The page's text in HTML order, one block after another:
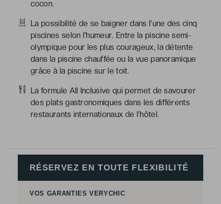
cocon.
La possibilité de se baigner dans l'une des cinq
piscines selon l'humeur. Entre la piscine semi-
olympique pour les plus courageux, la détente
dans la piscine chauffée ou la vue panoramique
grâce à la piscine sur le toit.
La formule All Inclusive qui permet de savourer
des plats gastronomiques dans les différents
restaurants internationaux de l’hôtel.
RÉSERVEZ EN TOUTE FLEXIBILITÉ
VOS GARANTIES VERYCHIC